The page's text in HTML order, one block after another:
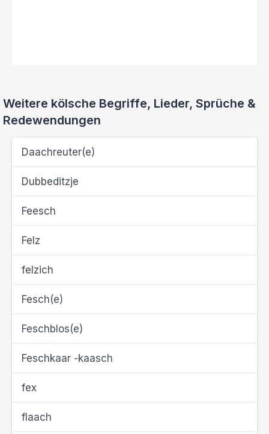
Weitere kölsche Begriffe, Lieder, Sprüche &
Redewendungen
Daachreuter(e)
Dubbeditzje
Feesch
Felz
felzich
Fesch(e)
Feschblos(e)
Feschkaar -kaasch
fex
flaach